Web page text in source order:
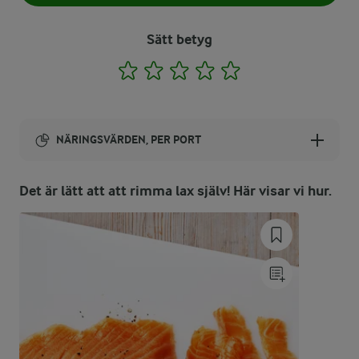
Sätt betyg
1 2 3 4
NÄRINGSVÄRDEN, PER PORT
518 kcal
Protein:
24,6 %
31,3 g
Det är lätt att att rimma lax själv! Här visar vi hur.